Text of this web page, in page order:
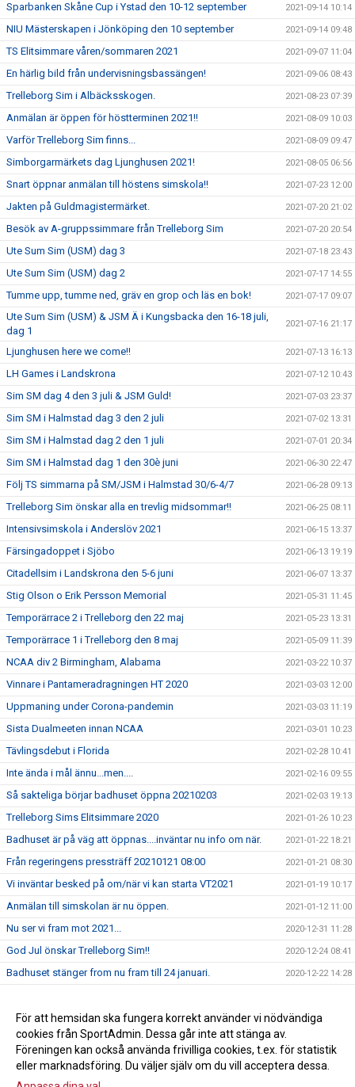
Sparbanken Skåne Cup i Ystad den 10-12 september 2021-09-14 10:14
NIU Mästerskapen i Jönköping den 10 september 2021-09-14 09:48
TS Elitsimmare våren/sommaren 2021 2021-09-07 11:04
En härlig bild från undervisningsbassängen! 2021-09-06 08:43
Trelleborg Sim i Albäcksskogen. 2021-08-23 07:39
Anmälan är öppen för höstterminen 2021!! 2021-08-09 10:03
Varför Trelleborg Sim finns... 2021-08-09 09:47
Simborgarmärkets dag Ljunghusen 2021! 2021-08-05 06:56
Snart öppnar anmälan till höstens simskola!! 2021-07-23 12:00
Jakten på Guldmagistermärket. 2021-07-20 21:02
Besök av A-gruppssimmare från Trelleborg Sim 2021-07-20 20:54
Ute Sum Sim (USM) dag 3 2021-07-18 23:43
Ute Sum Sim (USM) dag 2 2021-07-17 14:55
Tumme upp, tumme ned, gräv en grop och läs en bok! 2021-07-17 09:07
Ute Sum Sim (USM) & JSM Ä i Kungsbacka den 16-18 juli,
dag 1
2021-07-16 21:17
Ljunghusen here we come!! 2021-07-13 16:13
LH Games i Landskrona 2021-07-12 10:43
Sim SM dag 4 den 3 juli & JSM Guld! 2021-07-03 23:37
Sim SM i Halmstad dag 3 den 2 juli 2021-07-02 13:31
Sim SM i Halmstad dag 2 den 1 juli 2021-07-01 20:34
Sim SM i Halmstad dag 1 den 30è juni 2021-06-30 22:47
Följ TS simmarna på SM/JSM i Halmstad 30/6-4/7 2021-06-28 09:13
Trelleborg Sim önskar alla en trevlig midsommar!! 2021-06-25 08:11
Intensivsimskola i Anderslöv 2021 2021-06-15 13:37
Färsingadoppet i Sjöbo 2021-06-13 19:19
Citadellsim i Landskrona den 5-6 juni 2021-06-07 13:37
Stig Olson o Erik Persson Memorial 2021-05-31 11:45
Temporärrace 2 i Trelleborg den 22 maj 2021-05-23 13:31
Temporärrace 1 i Trelleborg den 8 maj 2021-05-09 11:39
NCAA div 2 Birmingham, Alabama 2021-03-22 10:37
Vinnare i Pantameradragningen HT 2020 2021-03-03 12:00
Uppmaning under Corona-pandemin 2021-03-03 11:19
Sista Dualmeeten innan NCAA 2021-03-01 10:23
Tävlingsdebut i Florida 2021-02-28 10:41
Inte ända i mål ännu...men.... 2021-02-16 09:55
Så sakteliga börjar badhuset öppna 20210203 2021-02-03 19:13
Trelleborg Sims Elitsimmare 2020 2021-01-26 10:23
Badhuset är på väg att öppnas....inväntar nu info om när. 2021-01-22 18:21
Från regeringens pressträff 20210121 08:00 2021-01-21 08:30
Vi inväntar besked på om/när vi kan starta VT2021 2021-01-19 10:17
Anmälan till simskolan är nu öppen. 2021-01-12 11:00
Nu ser vi fram mot 2021... 2020-12-31 11:28
God Jul önskar Trelleborg Sim!! 2020-12-24 08:41
Badhuset stänger from nu fram till 24 januari. 2020-12-22 14:28
Anmälan till vårterminen vårterminen 2021 2020-12-19 13:25
Höstlovsläger i Trelleborgs vackra badhus 2020-12-18 10:36
För att hemsidan ska fungera korrekt använder vi nödvändiga
cookies från SportAdmin. Dessa går inte att stänga av.
Föreningen kan också använda frivilliga cookies, t.ex. för statistik
eller marknadsföring. Du väljer själv om du vill acceptera dessa.